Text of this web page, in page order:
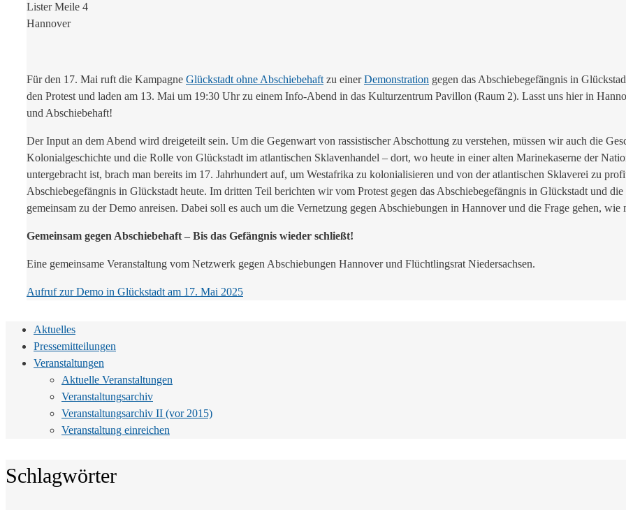
Lister Meile 4
Hannover
Für den 17. Mai ruft die Kampagne Glückstadt ohne Abschiebehaft zu einerDemonstration gegen das Abschiebegefängnis in
den Protest und laden am 13. Mai um 19:30 Uhr zu einem Info-Abend in das Kulturzentrum Pavillon (Raum 2). Lasst uns hier in
und Abschiebehaft!
Der Input an dem Abend wird dreigeteilt sein. Um die Gegenwart von rassistischer Abschottung zu verstehen, müssen wir auch die
Kolonialgeschichte und die Rolle von Glückstadt im atlantischen Sklavenhandel – dort, wo heute in einer alten Marinekaserne der
untergebracht ist, brach man bereits im 17. Jahrhundert auf, um Westafrika zu kolonialisieren und von der atlantischen Sklaverei zu
Abschiebegefängnis in Glückstadt heute. Im dritten Teil berichten wir vom Protest gegen das Abschiebegefängnis in Glückstadt und
gemeinsam zu der Demo anreisen. Dabei soll es auch um die Vernetzung gegen Abschiebungen in Hannover und die Frage gehen, wie
Gemeinsam gegen Abschiebehaft – Bis das Gefängnis wieder schließt!
Eine gemeinsame Veranstaltung vom Netzwerk gegen Abschiebungen Hannover und Flüchtlingsrat Niedersachsen.
Aufruf zur Demo in Glückstadt am 17. Mai 2025
Aktuelles
Pressemitteilungen
Veranstaltungen
Aktuelle Veranstaltungen
Veranstaltungsarchiv
Veranstaltungsarchiv II (vor 2015)
Veranstaltung einreichen
Schlagwörter